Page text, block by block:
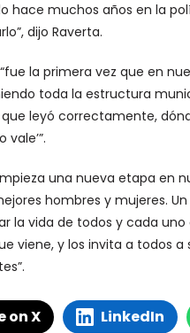
hace muchos años en la
dijo Raverta.
la primera vez que en
toda la estructura
leyó correctamente,
una nueva etapa
hombres y mujeres.
la vida de todos y cada uno
viene, y los invita a todos
on X LinkedIn